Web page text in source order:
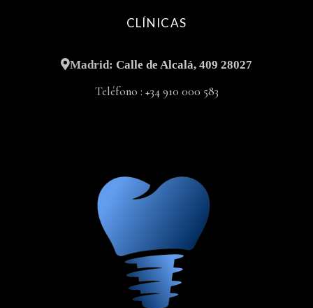
CLÍNICAS
Madrid: Calle de Alcalá, 409 28027
Teléfono : +34 910 000 583